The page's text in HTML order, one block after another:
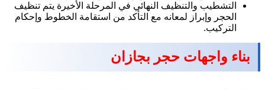
التشطيب والتنظيف النهائي في المرحلة الأخيرة يتم تنظيف
الحجر وإبراز لمعانه مع التأكد من استقامة الخطوط وإحكام
التركيب.
بناء واجهات حجر بجازان